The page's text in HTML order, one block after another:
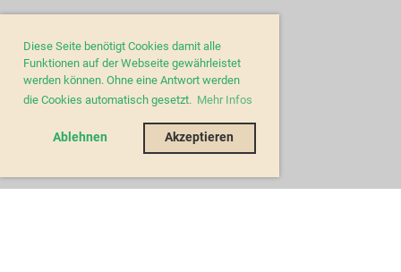
Diese Seite benötigt Cookies damit alle
Funktionen auf der Webseite gewährleistet
werden können. Ohne eine Antwort werden
die Cookies automatisch gesetzt. Mehr Infos
Ablehnen Akzeptieren